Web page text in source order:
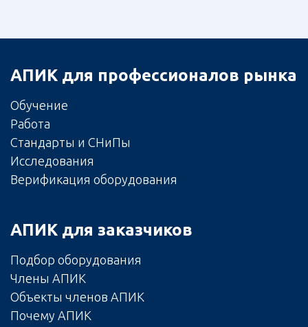
АПИК для профессионалов рынка
Обучение
Работа
Стандарты и СНиПы
Исследования
Верификация оборудования
АПИК для заказчиков
Подбор оборудования
Члены АПИК
Объекты членов АПИК
Почему АПИК